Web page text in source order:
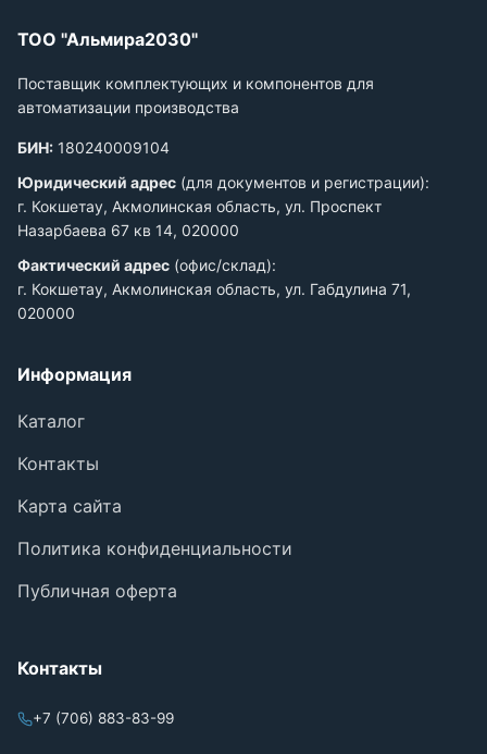
ТОО "Альмира2030"
Поставщик комплектующих и компонентов для
автоматизации производства
БИН: 180240009104
Юридический адрес (для документов и регистрации):
г. Кокшетау, Акмолинская область, ул. Проспект
Назарбаева 67 кв 14, 020000
Фактический адрес (офис/склад):
г. Кокшетау, Акмолинская область, ул. Габдулина 71,
020000
Информация
Каталог
Контакты
Карта сайта
Политика конфиденциальности
Публичная оферта
Контакты
+7 (706) 883-83-99